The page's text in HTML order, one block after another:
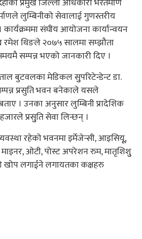
लुम्बिनीको सेवालाई गुणस्तरीय
कार्यक्रममा संघीय आयोजना कार्यान्वयन
रमेश थिङले २०७५ सालमा सम्झौता
सम्पन्न भएको जानकारी दिए ।
बुटवलका मेडिकल सुुपरिटेन्डेन्ट डा.
प्रसुति भवन बनेकाले यसले
। उनका अनुसार लुम्बिनी प्रादेशिक
प्रसुुति सेवा लिन्छन् ।
रहेको भवनमा इर्मेजेन्सी, आइसियूू,
ओटी, पोस्ट अपरेशन रुम, मातृशिशुु
खोप लगाईने लगायतका कक्षहरु